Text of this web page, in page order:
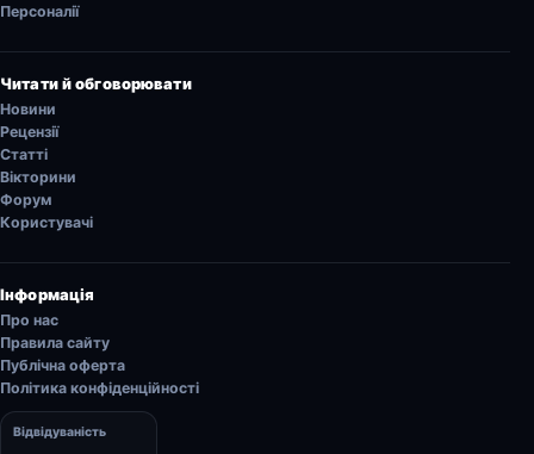
Персоналії
Читати й обговорювати
Новини
Рецензії
Статті
Вікторини
Форум
Користувачі
Інформація
Про нас
Правила сайту
Публічна оферта
Політика конфіденційності
Відвідуваність